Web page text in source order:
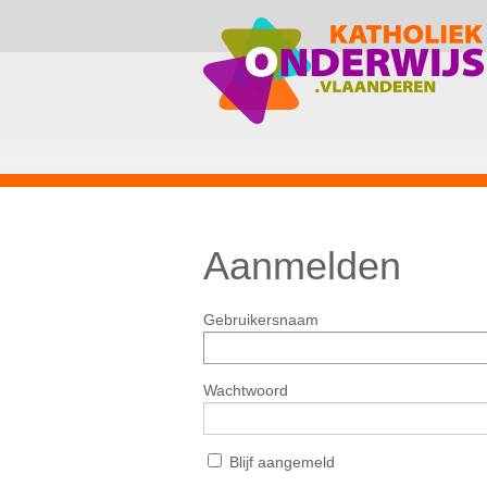
Aanmelden
Gebruikersnaam
Wachtwoord
Blijf aangemeld